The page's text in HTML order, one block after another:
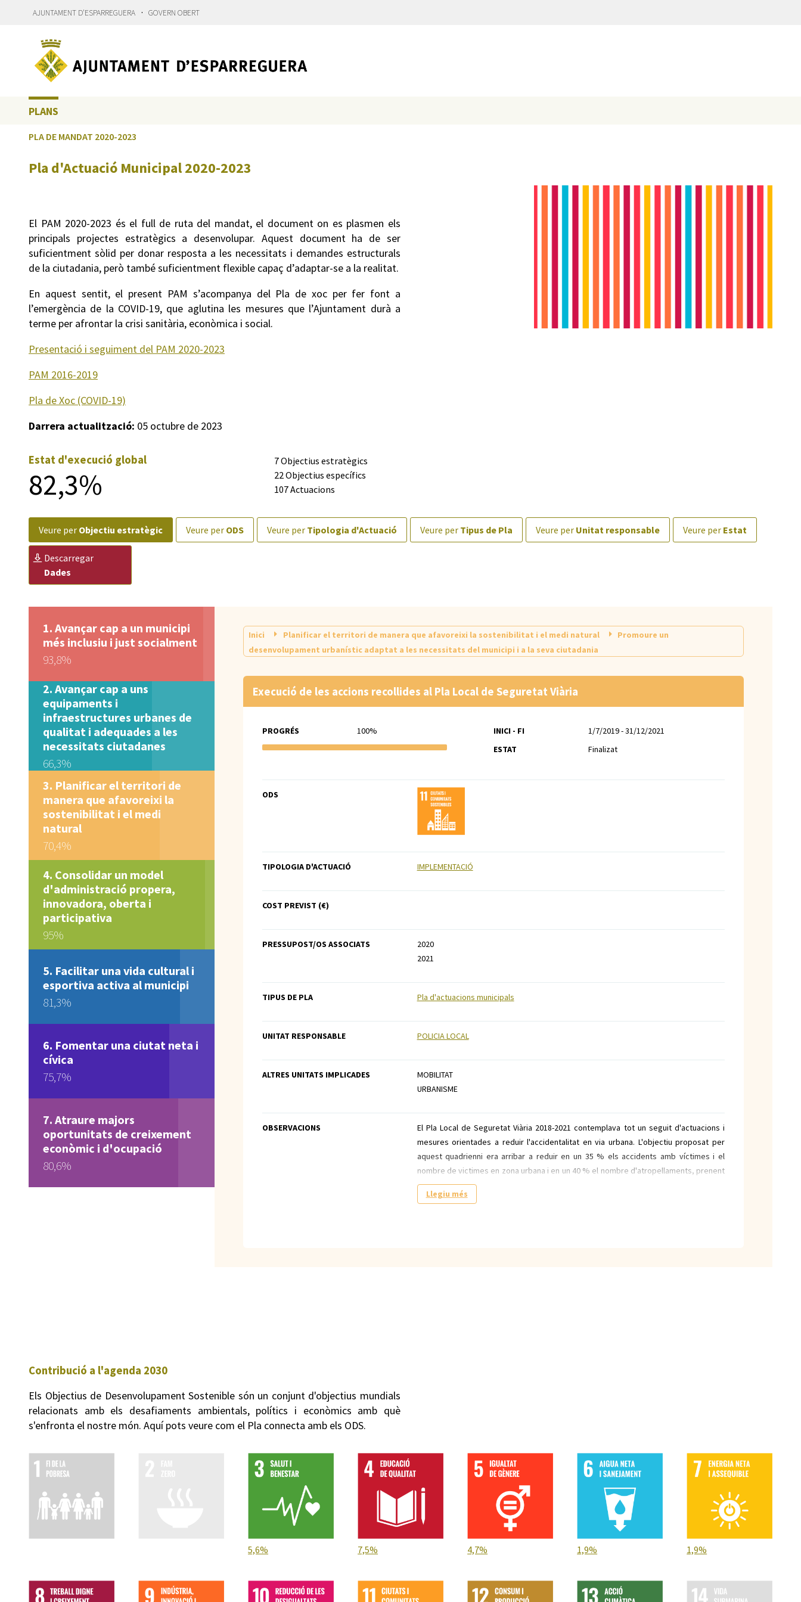
AJUNTAMENT D'ESPARREGUERA · GOVERN OBERT
PLANS
PLA DE MANDAT 2020-2023
Pla d'Actuació Municipal 2020-2023
El PAM 2020-2023 és el full de ruta del mandat, el document on es plasmen els
principals projectes estratègics a desenvolupar. Aquest document ha de ser
suficientment sòlid per donar resposta a les necessitats i demandes estructurals
de la ciutadania, però també suficientment flexible capaç d’adaptar-se a la realitat.
En aquest sentit, el present PAM s’acompanya del Pla de xoc per fer font a
l’emergència de la COVID-19, que aglutina les mesures que l’Ajuntament durà a
terme per afrontar la crisi sanitària, econòmica i social.
Presentació i seguiment del PAM 2020-2023
PAM 2016-2019
Pla de Xoc (COVID-19)
Darrera actualització: 05 octubre de 2023
Estat d'execució global
82,3%
7 Objectius estratègics
22 Objectius específics
107 Actuacions
veure per Objectiu estratègic veure per ODS veure per Tipologia d'Actuació veure per Tipus de Pla veure per Unitat responsable veure per Estat
descarregar
Dades
Avançar cap a un municipi
més inclusiu i just socialment
93,8%
Avançar cap a uns
equipaments i
infraestructures urbanes de
qualitat i adequades a les
necessitats ciutadanes
66,3%
Planificar el territori de
manera que afavoreixi la
sostenibilitat i el medi
natural
70,4%
Consolidar un model
d'administració propera,
innovadora, oberta i
participativa
95%
Facilitar una vida cultural i
esportiva activa al municipi
81,3%
Fomentar una ciutat neta i
cívica
75,7%
Atraure majors
oportunitats de creixement
econòmic i d'ocupació
80,6%
Inici Planificar el territori de manera que afavoreixi la sostenibilitat i el medi natural
Promoure un
desenvolupament urbanístic adaptat a les necessitats del municipi i a la seva ciutadania
Execució de les accions recollides al Pla Local de Seguretat Viària
PROGRÉS 100% INICI - FI
1/7/2019 - 31/12/2021
ESTAT
Finalizat
ODS
TIPOLOGIA D'ACTUACIÓ IMPLEMENTACIÓ
COST PREVIST (€)
PRESSUPOST/OS ASSOCIATS
2020
2021
TIPUS DE PLA Pla d'actuacions municipals
UNITAT RESPONSABLE POLICIA LOCAL
ALTRES UNITATS IMPLICADES
MOBILITAT
URBANISME
OBSERVACIONS
El Pla Local de Seguretat Viària 2018-2021 contemplava tot un seguit d'actuacions i
mesures orientades a reduir l'accidentalitat en via urbana. L'objectiu proposat per
aquest quadrienni era arribar a reduir en un 35 % els accidents amb víctimes i el
nombre de victimes en zona urbana i en un 40 % el nombre d'atropellaments, prenent
com a dades de referència les de l'any 2016.
Les dades de referencia per la comparació de l'assoliment dels objectius indicats son
Llegiu més
Contribució a l'agenda 2030
Els Objectius de Desenvolupament Sostenible són un conjunt d'objectius mundials
relacionats amb els desafiaments ambientals, polítics i econòmics amb què
s'enfronta el nostre món. Aquí pots veure com el Pla connecta amb els ODS.
5,6% 7,5% 4,7% 1,9% 1,9%